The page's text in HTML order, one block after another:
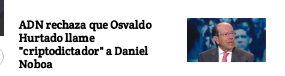
ADN rechaza que Osvaldo
Hurtado llame
"criptodictador" a Daniel
Noboa